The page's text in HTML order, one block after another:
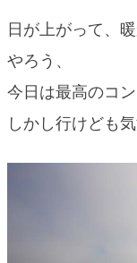
日が上がって、
やろう、
今日は最高のコ
しかし行けども